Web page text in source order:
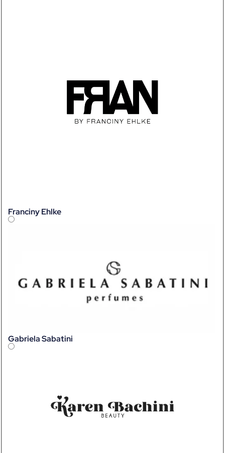
Franciny Ehlke
Gabriela Sabatini